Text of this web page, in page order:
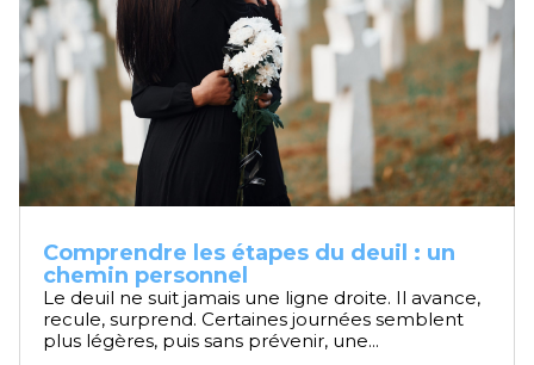
Comprendre les étapes du deuil : un
chemin personnel
Le deuil ne suit jamais une ligne droite. Il avance,
recule, surprend. Certaines journées semblent
plus légères, puis sans prévenir, une...